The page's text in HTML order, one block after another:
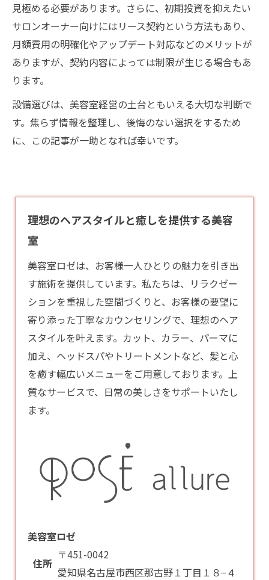
見極める必要があります。さらに、初期投資を抑えたい
サロンオーナー向けにはリース契約という方法もあり、
月額費用の明確化やアップデート対応などのメリットが
ありますが、契約内容によっては制限が生じる場合もあ
ります。
設備選びは、美容室経営の土台ともいえる大切な判断で
す。焦らず情報を整理し、後悔のない選択をするため
に、この記事が一助となれば幸いです。
理想のヘアスタイルと癒しを提供する美容
室
美容室ロゼは、お客様一人ひとりの魅力を引き出
す施術を提供しています。私たちは、リラクゼー
ションを重視した空間づくりと、お客様の要望に
寄り添った丁寧なカウンセリングで、理想のヘア
スタイルを叶えます。カット、カラー、パーマに
加え、ヘッドスパやトリートメントなど、髪と心
を癒す幅広いメニューをご用意しております。上
質なサービスで、日常の美しさをサポートいたし
ます。
美容室ロゼ
住所
〒451-0042
愛知県名古屋市西区那古野１丁目１８−４